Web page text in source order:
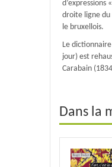
d’expressions
droite ligne du
le bruxellois.
Le
jour) est
Carabain
Dans la